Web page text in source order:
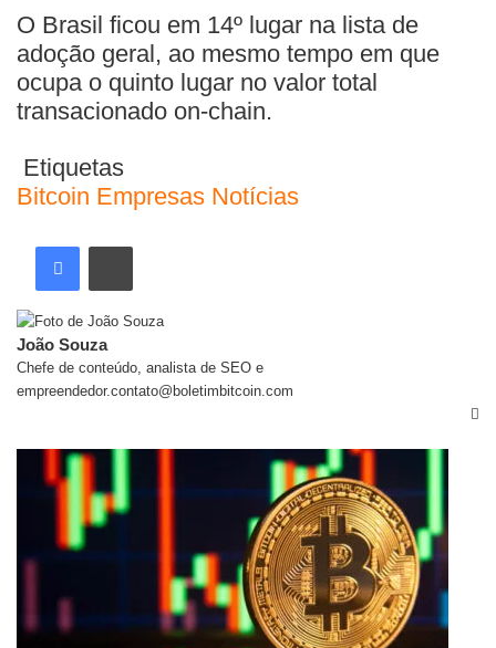
O Brasil ficou em 14º lugar na lista de
adoção geral, ao mesmo tempo em que
ocupa o quinto lugar no valor total
transacionado on-chain.
Etiquetas
Bitcoin Empresas Notícias
João Souza
Chefe de conteúdo, analista de SEO e
empreendedor.contato@boletimbitcoin.com